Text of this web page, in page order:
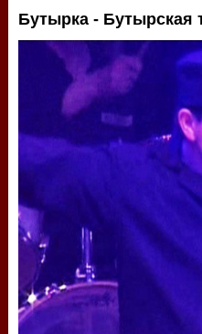
Бутырка - Бутырская